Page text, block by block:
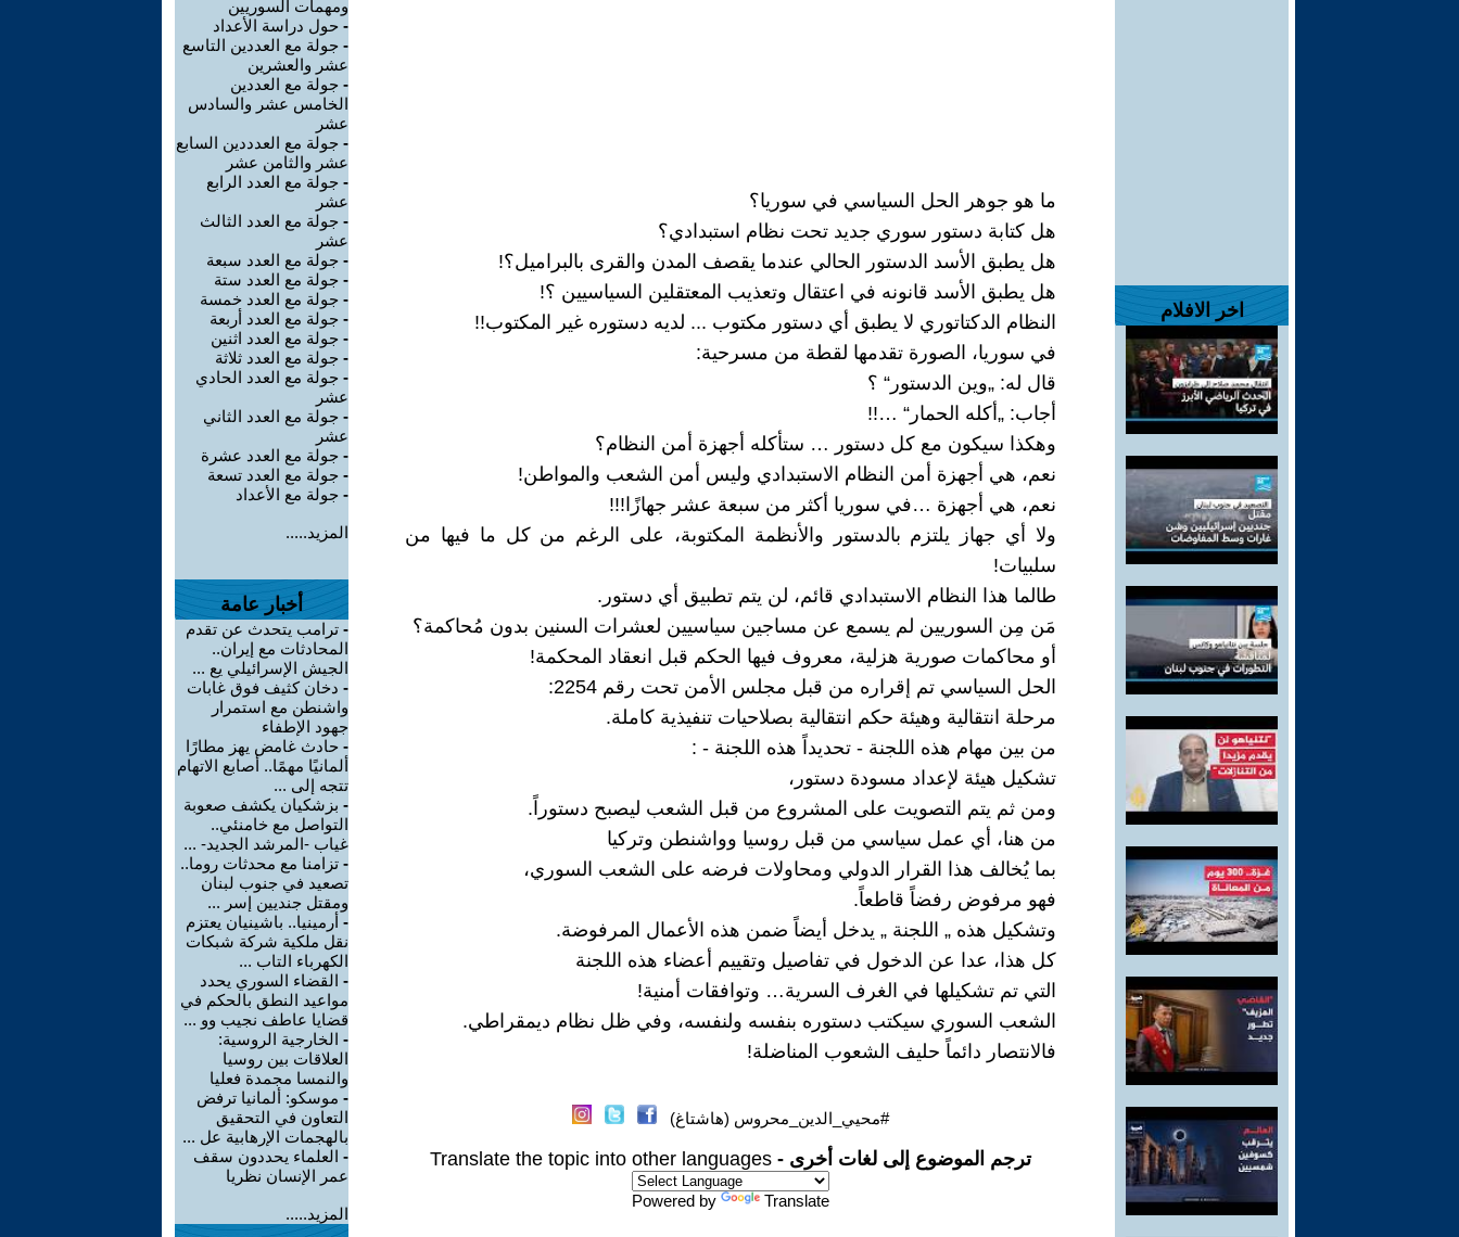
اخر الافلام
ما هو جوهر الحل السياسي في سوريا؟
هل كتابة دستور سوري جديد تحت نظام استبدادي؟
هل يطبق الأسد الدستور الحالي عندما يقصف المدن والقرى بالبراميل؟!
هل يطبق الأسد قانونه في اعتقال وتعذيب المعتقلين السياسيين ؟!
النظام الدكتاتوري لا يطبق أي دستور مكتوب ... لديه دستوره غير المكتوب!!
في سوريا، الصورة تقدمها لقطة من مسرحية:
قال له: „وين الدستور“ ؟
أجاب: „أكله الحمار“ …!!
وهكذا سيكون مع كل دستور … ستأكله أجهزة أمن النظام؟
نعم، هي أجهزة أمن النظام الاستبدادي وليس أمن الشعب والمواطن!
نعم، هي أجهزة …في سوريا أكثر من سبعة عشر جهازًا!!!
ولا أي جهاز يلتزم بالدستور والأنظمة المكتوبة، على الرغم من كل ما فيها من
سلبيات!
طالما هذا النظام الاستبدادي قائم، لن يتم تطبيق أي دستور.
مَن مِن السوريين لم يسمع عن مساجين سياسيين لعشرات السنين بدون مُحاكمة؟
أو محاكمات صورية هزلية، معروف فيها الحكم قبل انعقاد المحكمة!
الحل السياسي تم إقراره من قبل مجلس الأمن تحت رقم 2254:
مرحلة انتقالية وهيئة حكم انتقالية بصلاحيات تنفيذية كاملة.
من بين مهام هذه اللجنة - تحديداً هذه اللجنة - :
تشكيل هيئة لإعداد مسودة دستور،
ومن ثم يتم التصويت على المشروع من قبل الشعب ليصبح دستوراً.
من هنا، أي عمل سياسي من قبل روسيا وواشنطن وتركيا
بما يُخالف هذا القرار الدولي ومحاولات فرضه على الشعب السوري،
فهو مرفوض رفضاً قاطعاً.
وتشكيل هذه „ اللجنة „ يدخل أيضاً ضمن هذه الأعمال المرفوضة.
كل هذا، عدا عن الدخول في تفاصيل وتقييم أعضاء هذه اللجنة
التي تم تشكيلها في الغرف السرية… وتوافقات أمنية!
الشعب السوري سيكتب دستوره بنفسه ولنفسه، وفي ظل نظام ديمقراطي.
فالانتصار دائماً حليف الشعوب المناضلة!
#محيي_الدين_محروس (هاشتاغ)
ترجم الموضوع إلى لغات أخرى - Translate the topic into other languages
Powered by Translate
ومهمات السوريين
- حول دراسة الأعداد
- جولة مع العددين التاسع
عشر والعشرين
- جولة مع العددين
الخامس عشر والسادس
عشر
- جولة مع العدددين السابع
عشر والثامن عشر
- جولة مع العدد الرابع
عشر
- جولة مع العدد الثالث
عشر
- جولة مع العدد سبعة
- جولة مع العدد ستة
- جولة مع العدد خمسة
- جولة مع العدد أربعة
- جولة مع العدد اثنين
- جولة مع العدد ثلاثة
- جولة مع العدد الحادي
عشر
- جولة مع العدد الثاني
عشر
- جولة مع العدد عشرة
- جولة مع العدد تسعة
- جولة مع الأعداد
المزيد.....
أخبار عامة
- ترامب يتحدث عن تقدم
المحادثات مع إيران..
الجيش الإسرائيلي يع ...
- دخان كثيف فوق غابات
واشنطن مع استمرار
جهود الإطفاء
- حادث غامض يهز مطارًا
ألمانيًا مهمًا.. أصابع الاتهام
تتجه إلى ...
- بزشكيان يكشف صعوبة
التواصل مع خامنئي..
غياب -المرشد الجديد- ...
- تزامنا مع محدثات روما..
تصعيد في جنوب لبنان
ومقتل جنديين إسر ...
- أرمينيا.. باشينيان يعتزم
نقل ملكية شركة شبكات
الكهرباء التاب ...
- القضاء السوري يحدد
مواعيد النطق بالحكم في
قضايا عاطف نجيب وو ...
- الخارجية الروسية:
العلاقات بين روسيا
والنمسا مجمدة فعليا
- موسكو: ألمانيا ترفض
التعاون في التحقيق
بالهجمات الإرهابية عل ...
- العلماء يحددون سقف
عمر الإنسان نظريا
المزيد.....